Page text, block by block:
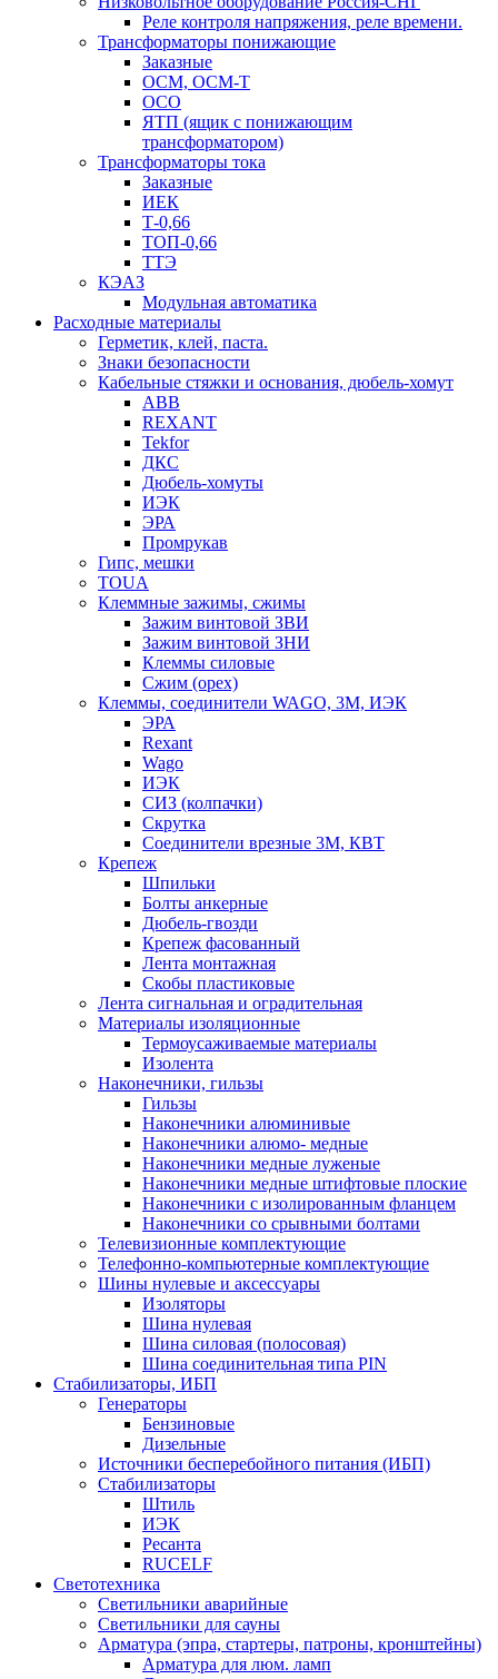
Реле контроля напряжения, реле времени.
Трансформаторы понижающие
Заказные
ОСМ, ОСМ-Т
ОСО
ЯТП (ящик с понижающим
трансформатором)
Трансформаторы тока
Заказные
ИЕК
Т-0,66
ТОП-0,66
ТТЭ
КЭАЗ
Модульная автоматика
Расходные материалы
Герметик, клей, паста.
Знаки безопасности
Кабельные стяжки и основания, дюбель-хомут
ABB
REXANT
Tekfor
ДКС
Дюбель-хомуты
ИЭК
ЭРА
Промрукав
Гипс, мешки
TOUA
Клеммные зажимы, сжимы
Зажим винтовой ЗВИ
Зажим винтовой ЗНИ
Клеммы силовые
Сжим (орех)
Клеммы, соединители WAGO, 3M, ИЭК
ЭРА
Rexant
Wago
ИЭК
СИЗ (колпачки)
Скрутка
Соединители врезные 3M, КВТ
Крепеж
Шпильки
Болты анкерные
Дюбель-гвозди
Крепеж фасованный
Лента монтажная
Скобы пластиковые
Лента сигнальная и оградительная
Материалы изоляционные
Термоусаживаемые матeриалы
Изолента
Наконечники, гильзы
Гильзы
Наконечники алюминивые
Наконечники алюмо- медные
Наконечники медные луженые
Наконечники медные штифтовые плоские
Наконечники с изолированным фланцем
Наконечники со срывными болтами
Телевизионные комплектующие
Телефонно-компьютерные комплектующие
Шины нулевые и аксессуары
Изоляторы
Шина нулевая
Шина силовая (полосовая)
Шина соединительная типа PIN
Стабилизаторы, ИБП
Генераторы
Бензиновые
Дизельные
Источники бесперебойного питания (ИБП)
Стабилизаторы
Штиль
ИЭК
Ресанта
RUCELF
Светотехника
Светильники аварийные
Светильники для сауны
Арматура (эпра, стартеры, патроны, кронштейны)
Арматура для люм. ламп